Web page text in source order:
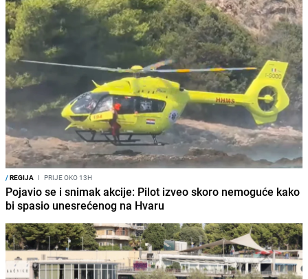
/REGIJA I PRIJE OKO 13H
Pojavio se i snimak akcije: Pilot izveo skoro nemoguće kako
bi spasio unesrećenog na Hvaru